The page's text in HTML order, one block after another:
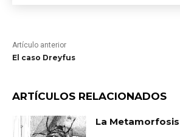
Artículo anterior
El caso Dreyfus
ARTÍCULOS RELACIONADOS
La